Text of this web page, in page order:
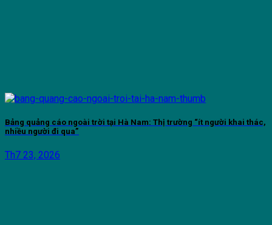
Bảng quảng cáo ngoài trời tại Hà Nam: Thị trường “ít người khai thác,
nhiều người đi qua”
Th7 23, 2026